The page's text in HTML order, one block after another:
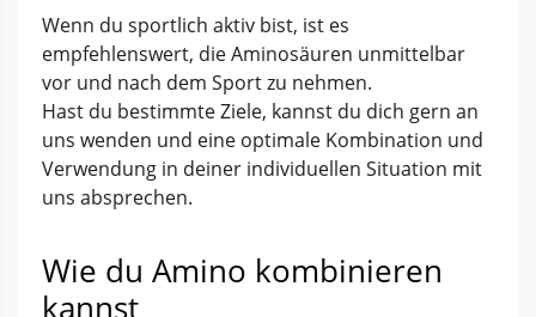
Wenn du sportlich aktiv bist, ist es
empfehlenswert, die Aminosäuren unmittelbar
vor und nach dem Sport zu nehmen.
Hast du bestimmte Ziele, kannst du dich gern an
uns wenden und eine optimale Kombination und
Verwendung in deiner individuellen Situation mit
uns absprechen.
Wie du Amino kombinieren
kannst